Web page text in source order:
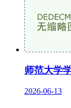
师范大学
2026-06-13